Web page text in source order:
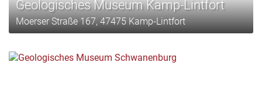
Geologisches Museum Kamp-Lintfort
Moerser Straße 167, 47475 Kamp-Lintfort